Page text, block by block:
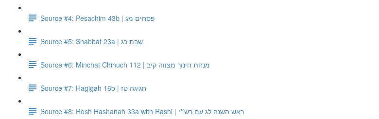
Source #4: Pesachim 43b | פסחים מג
Source #5: Shabbat 23a | שבת כג
Source #6: Minchat Chinuch 112 | מנחת חינוך מצווה קיב
Source #7: Hagigah 16b | חגיגה טז
Source #8: Rosh Hashanah 33a with Rashi | ראש השנה לג עם רש״י